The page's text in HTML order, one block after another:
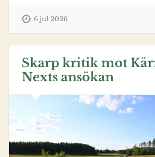
6 jul 2026
Skarp kritik mot
Nexts ansökan